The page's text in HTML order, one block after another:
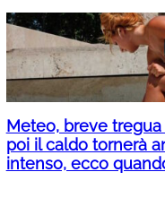
Meteo, breve
poi il caldo tornerà
intenso, ecco